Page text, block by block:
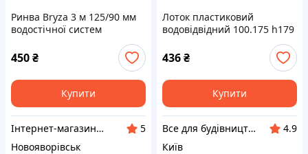
Ринва Bryza 3 м 125/90 мм
водостічної систем
450₴
Купити
Інтернет-магазин "PL-BUD"
5
Новояворівськ
Лоток пластиковий
водовідвідний 100.175 h179
Чорний
436₴
Купити
Все для будівництва та дому
4.9
Київ